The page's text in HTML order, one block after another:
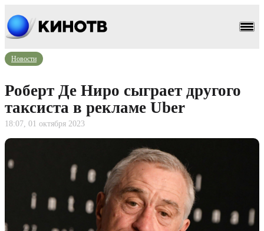
Новости
Роберт Де Ниро сыграет другого
таксиста в рекламе Uber
18:07, 01 октября 2023